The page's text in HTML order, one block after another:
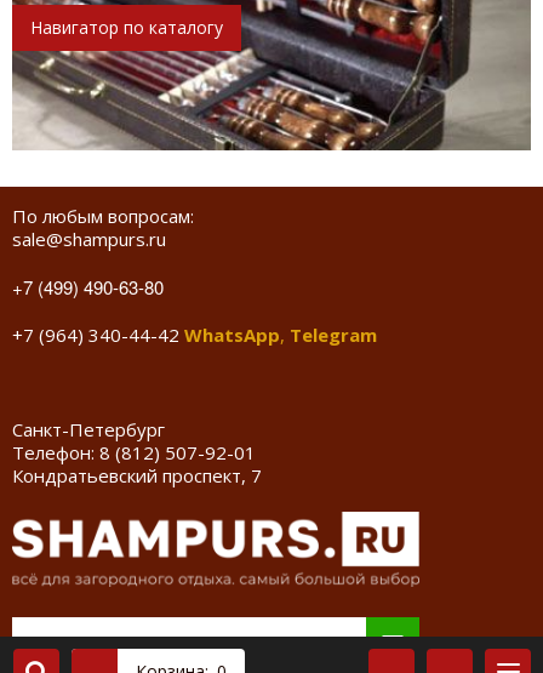
Навигатор по каталогу
По любым вопросам:
sale@shampurs.ru
+7 (499) 490-63-80
+7 (964) 340-44-42 WhatsApp, Telegram
Санкт-Петербург
Телефон: 8 (812) 507-92-01
Кондратьевский проспект, 7